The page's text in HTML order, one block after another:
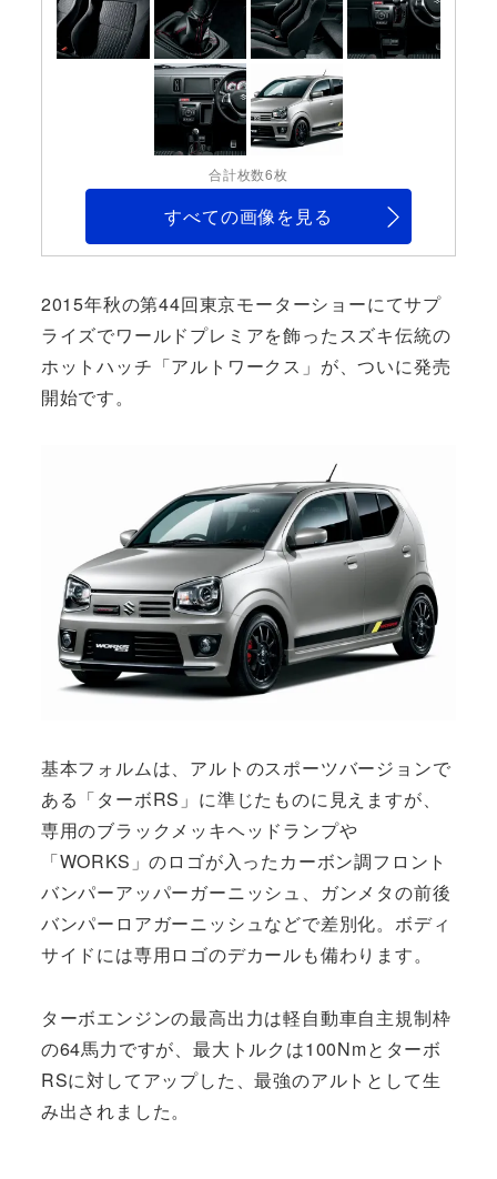
合計枚数6枚
すべての画像を見る
2015年秋の第44回東京モーターショーにてサプ
ライズでワールドプレミアを飾ったスズキ伝統の
ホットハッチ「アルトワークス」が、ついに発売
開始です。
基本フォルムは、アルトのスポーツバージョンで
ある「ターボRS」に準じたものに見えますが、
専用のブラックメッキヘッドランプや
「WORKS」のロゴが入ったカーボン調フロント
バンパーアッパーガーニッシュ、ガンメタの前後
バンパーロアガーニッシュなどで差別化。ボディ
サイドには専用ロゴのデカールも備わります。
ターボエンジンの最高出力は軽自動車自主規制枠
の64馬力ですが、最大トルクは100Nmとターボ
RSに対してアップした、最強のアルトとして生
み出されました。